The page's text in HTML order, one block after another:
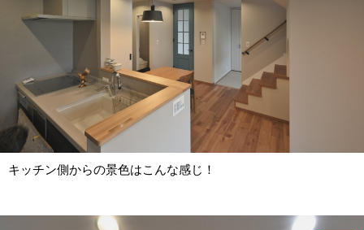
キッチン側からの景色はこんな感じ！